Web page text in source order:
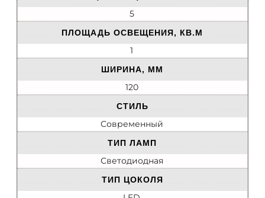
5
ПЛОЩАДЬ ОСВЕЩЕНИЯ, КВ.М
1
ШИРИНА, ММ
120
СТИЛЬ
Современный
ТИП ЛАМП
Светодиодная
ТИП ЦОКОЛЯ